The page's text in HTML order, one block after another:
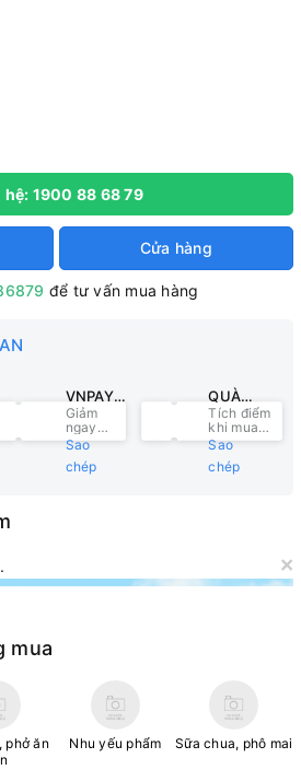
hệ: 1900 88 68 79
Cửa hàng
để tư vấn mua hàng
VNPAY:
GIẢM
NGAY
25K
Giảm
ngay
25K, đơn
500K,
Sao
chép
QUÀ
TẶNG E-
VOUCHER
Tích điểm
khi mua
trực tiếp tại
Sao
chép
×
mua
phở ăn
Nhu yếu phẩm Sữa chua, phô mai